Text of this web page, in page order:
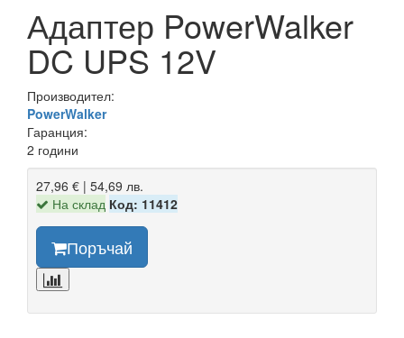
Адаптер PowerWalker
DC UPS 12V
Производител:
PowerWalker
Гаранция:
2 години
27,96 € | 54,69 лв.
На склад Код: 11412
Поръчай